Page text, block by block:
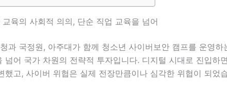
교육의 사회적 의의, 단순 직업 교육을 넘어
과 국정원, 아주대가 함께 청소년 사이버보안 캠프를 운영하
넘어 국가 차원의 전략적 투자입니다. 디지털 시대로 진입하
했고, 사이버 위협은 실제 전장만큼이나 심각한 위협이 되었